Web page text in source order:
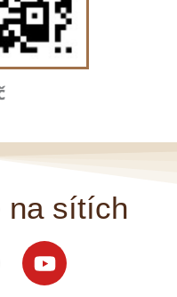
na sítích
Youtube